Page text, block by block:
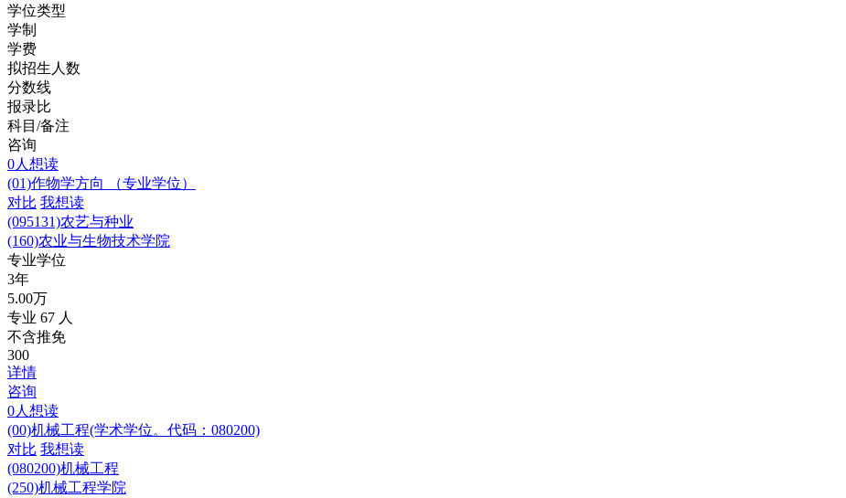
学位类型
学制
学费
拟招生人数
分数线
报录比
科目/备注
咨询
0人想读
(01)作物学方向 （专业学位）
对比 我想读
(095131)农艺与种业
(160)农业与生物技术学院
专业学位
3年
5.00万
专业 67 人
不含推免
300
详情
咨询
0人想读
(00)机械工程(学术学位。代码：080200)
对比 我想读
(080200)机械工程
(250)机械工程学院